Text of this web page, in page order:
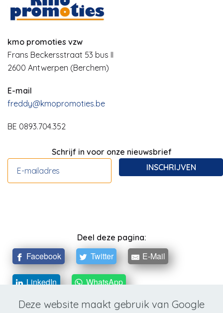
kmo promoties vzw
Frans Beckersstraat 53 bus II
2600 Antwerpen (Berchem)
E-mail
freddy@kmopromoties.be
BE 0893.704.352
Schrijf in voor onze nieuwsbrief
INSCHRIJVEN
Deel deze pagina:
Facebook Twitter E-Mail
LinkedIn WhatsApp
Deze website maakt gebruik van Google